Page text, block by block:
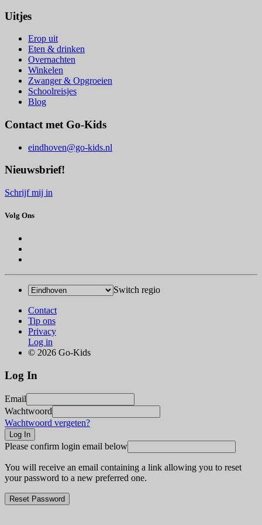
Uitjes
Erop uit
Eten & drinken
Overnachten
Winkelen
Zwanger & Opgroeien
Schoolreisjes
Blog
Contact met Go-Kids
eindhoven@go-kids.nl
Nieuwsbrief!
Schrijf mij in
Volg Ons
Switch regio
Contact
Tip ons
Privacy
Log in
© 2026 Go-Kids
Log In
Email
Wachtwoord
Wachtwoord vergeten?
Please confirm login email below
You will receive an email containing a link allowing you to reset
your password to a new preferred one.